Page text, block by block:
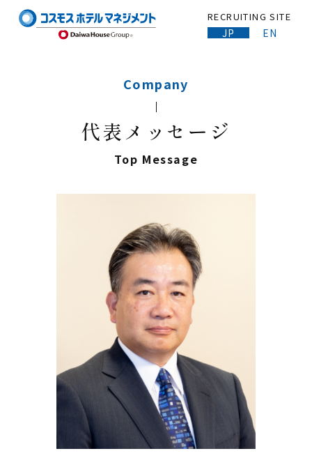
RECRUITING SITE
JP EN
Company
代表メッセージ
Top Message